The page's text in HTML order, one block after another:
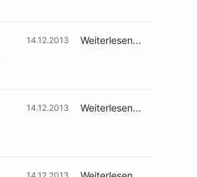
14.12.2013 Weiterlesen...
14.12.2013 Weiterlesen...